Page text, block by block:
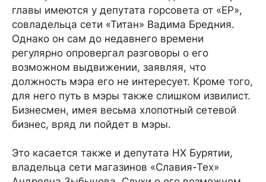
главы имеются у депутата горсовета от «ЕР»,
совладельца сети «Титан» Вадима Бредния.
Однако он сам до недавнего времени
регулярно опровергал разговоры о его
возможном выдвижении, заявляя, что
должность мэра его не интересует. Кроме того,
для него путь в мэры также слишком извилист.
Бизнесмен, имея весьма хлопотный сетевой
бизнес, вряд ли пойдет в мэры.
Это касается также и депутата НХ Бурятии,
владельца сети магазинов «Славия-Тех»